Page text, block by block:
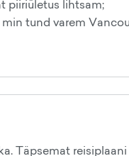
piiriületus lihtsam;
tund varem
Täpsemat